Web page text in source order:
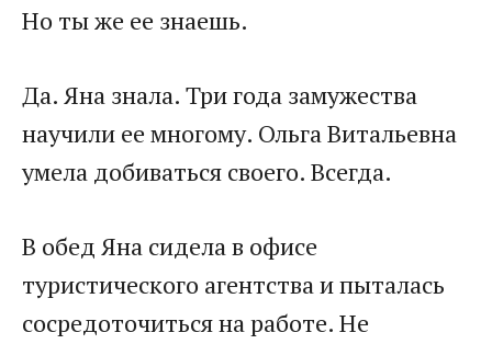
Но ты же ее знаешь.
Да. Яна знала. Три года замужества
научили ее многому. Ольга Витальевна
умела добиваться своего. Всегда.
В обед Яна сидела в офисе
туристического агентства и пыталась
сосредоточиться на работе. Не